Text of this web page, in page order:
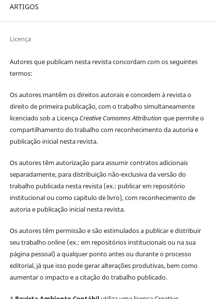
ARTIGOS
Licença
Autores que publicam nesta revista concordam com os seguintes
termos:
Os autores mantêm os direitos autorais e concedem à revista o
direito de primeira publicação, com o trabalho simultaneamente
licenciado sob a Licença Creative Comomns Attribution que permite o
compartilhamento do trabalho com reconhecimento da autoria e
publicação inicial nesta revista.
Os autores têm autorização para assumir contratos adicionais
separadamente, para distribuição não-exclusiva da versão do
trabalho publicada nesta revista (ex.: publicar em repositório
institucional ou como capítulo de livro), com reconhecimento de
autoria e publicação inicial nesta revista.
Os autores têm permissão e são estimulados a publicar e distribuir
seu trabalho online (ex.: em repositórios institucionais ou na sua
página pessoal) a qualquer ponto antes ou durante o processo
editorial, já que isso pode gerar alterações produtivas, bem como
aumentar o impacto e a citação do trabalho publicado.